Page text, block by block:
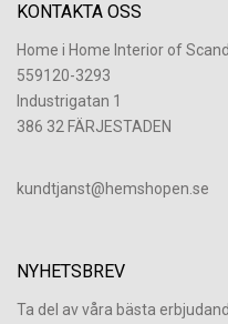
KONTAKTA OSS
Home i Home Interior of
559120-3293
Industrigatan 1
386 32 FÄRJESTADEN
​kundtjanst@hemshopen.se
NYHETSBREV
Ta del av våra bästa